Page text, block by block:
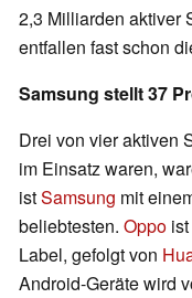
2,3 Milliarden aktiver
entfallen fast schon
Samsung stellt 37
Drei von vier aktiven
im Einsatz waren,
istSamsung mit
beliebtesten. Oppo
Label, gefolgt von
Android-Geräte wird